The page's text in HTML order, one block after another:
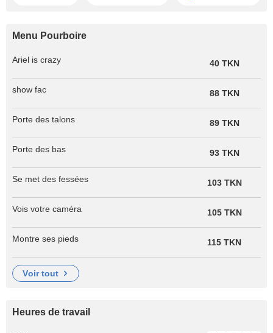
Menu Pourboire
Ariel is crazy 40 TKN
show fac 88 TKN
Porte des talons 89 TKN
Porte des bas 93 TKN
Se met des fessées 103 TKN
Vois votre caméra 105 TKN
Montre ses pieds 115 TKN
voir tout
Heures de travail